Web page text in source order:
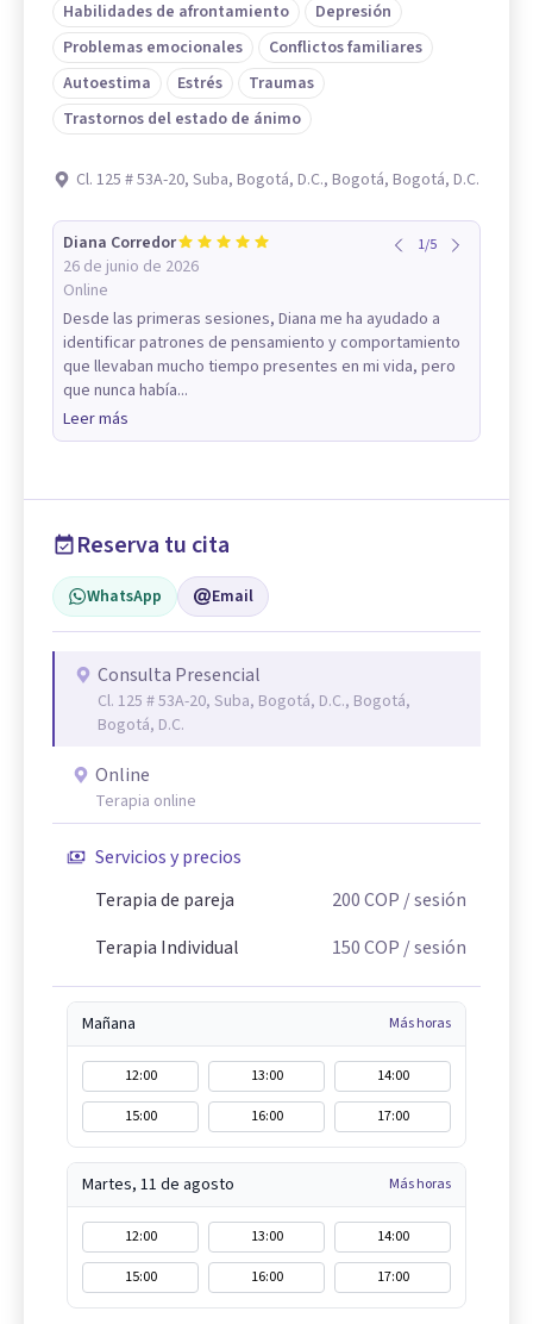
Habilidades de afrontamiento
Depresión
Problemas emocionales
Conflictos familiares
Autoestima
Estrés
Traumas
Trastornos del estado de ánimo
Cl. 125 # 53A-20, Suba, Bogotá, D.C., Bogotá, Bogotá, D.C.
Diana Corredor
26 de junio de 2026
Online
1/5
Desde las primeras sesiones, Diana me ha ayudado a
identificar patrones de pensamiento y comportamiento
que llevaban mucho tiempo presentes en mi vida, pero
que nunca había...
Leer más
Reserva tu cita
WhatsApp Email
Consulta Presencial
Cl. 125 # 53A-20, Suba, Bogotá, D.C., Bogotá,
Bogotá, D.C.
Online
Terapia online
Servicios y precios
Terapia de pareja
200COP / sesión
Terapia Individual
150COP / sesión
Mañana Más horas
12:00 13:00
14:00
15:00
16:00 17:00
Martes, 11 de agosto Más horas
12:00 13:00
14:00
15:00
16:00 17:00